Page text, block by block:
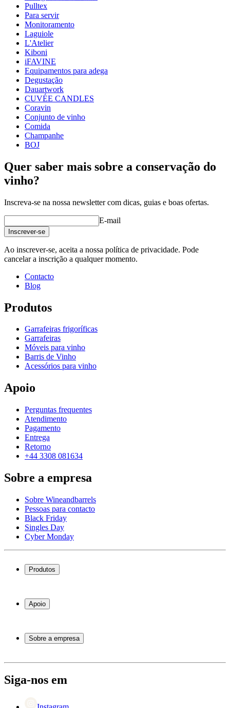
Pulltex
Para servir
Monitoramento
Laguiole
L'Atelier
Kiboni
iFAVINE
Equipamentos para adega
Degustação
Dauartwork
CUVÉE CANDLES
Coravin
Conjunto de vinho
Comida
Champanhe
BOJ
Quer saber mais sobre a conservação do
vinho?
Inscreva-se na nossa newsletter com dicas, guias e boas ofertas.
E-mail
Inscrever-se
Ao inscrever-se, aceita a nossa política de privacidade. Pode
cancelar a inscrição a qualquer momento.
Contacto
Blog
Produtos
Garrafeiras frigoríficas
Garrafeiras
Móveis para vinho
Barris de Vinho
Acessórios para vinho
Apoio
Perguntas frequentes
Atendimento
Pagamento
Entrega
Retorno
+44 3308 081634
Sobre a empresa
Sobre Wineandbarrels
Pessoas para contacto
Black Friday
Singles Day
Cyber Monday
Produtos
Garrafeiras
Móveis para vinho
Apoio
Atendimento
Pagamento
Retorno
Sobre a empresa
Black Friday
Singles Day
Siga-nos em